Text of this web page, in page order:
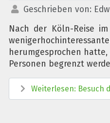
Geschrieben von:
Nach der Köln-Reise
herumgesprochen
Personen begrenzt
Weiterlesen: Besuch